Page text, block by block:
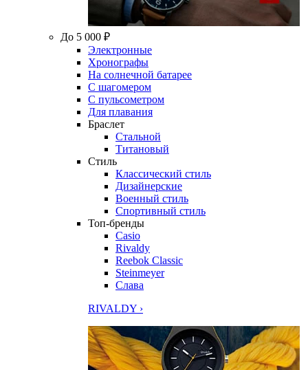
До 5 000 ₽
Электронные
Хронографы
На солнечной батарее
С шагомером
С пульсометром
Для плавания
Браслет
Стальной
Титановый
Стиль
Классический стиль
Дизайнерские
Военный стиль
Спортивный стиль
Топ-бренды
Casio
Rivaldy
Reebok Classic
Steinmeyer
Слава
RIVALDY ›